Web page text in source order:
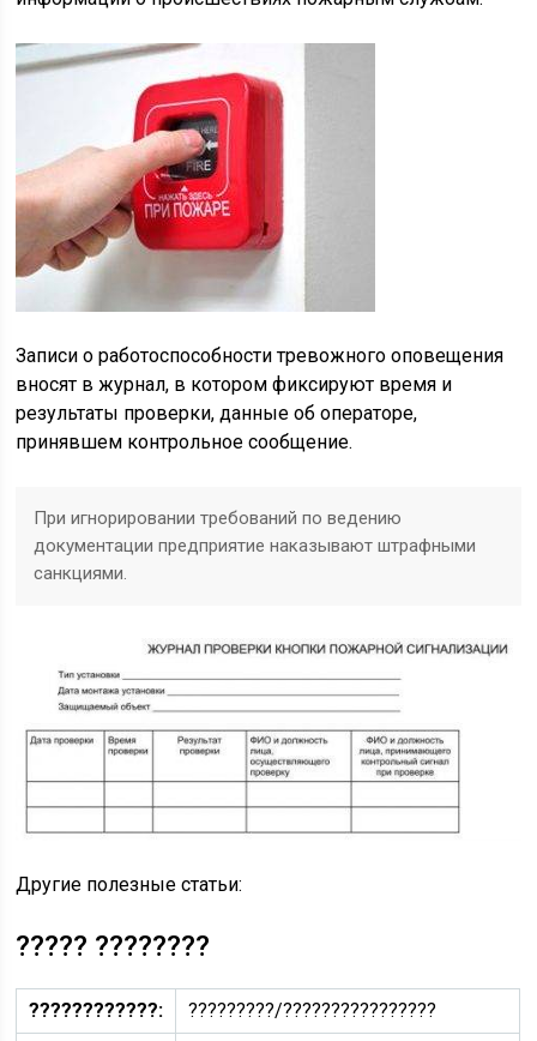
Записи о работоспособности тревожного оповещения
вносят в журнал, в котором фиксируют время и
результаты проверки, данные об операторе,
принявшем контрольное сообщение.
При игнорировании требований по ведению
документации предприятие наказывают штрафными
санкциями.
Другие полезные статьи:
????? ????????
????????????:
?????????/????????????????